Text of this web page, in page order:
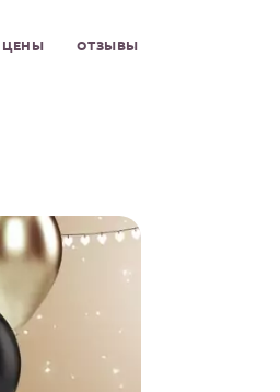
ЦЕНЫ ОТЗЫВЫ